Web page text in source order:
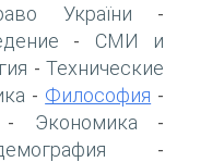
України -
- СМИ и
- Технические
- Философия -
Экономика -
-